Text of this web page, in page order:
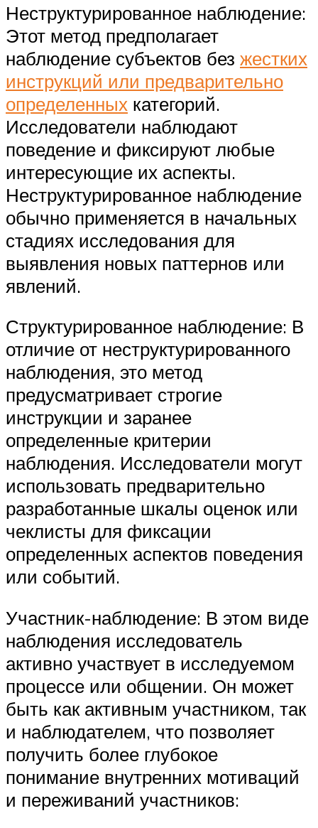
Неструктурированное наблюдение:
Этот метод предполагает
наблюдение субъектов без жестких
инструкций или предварительно
определенных категорий.
Исследователи наблюдают
поведение и фиксируют любые
интересующие их аспекты.
Неструктурированное наблюдение
обычно применяется в начальных
стадиях исследования для
выявления новых паттернов или
явлений.
Структурированное наблюдение: В
отличие от неструктурированного
наблюдения, это метод
предусматривает строгие
инструкции и заранее
определенные критерии
наблюдения. Исследователи могут
использовать предварительно
разработанные шкалы оценок или
чеклисты для фиксации
определенных аспектов поведения
или событий.
Участник-наблюдение: В этом виде
наблюдения исследователь
активно участвует в исследуемом
процессе или общении. Он может
быть как активным участником, так
и наблюдателем, что позволяет
получить более глубокое
понимание внутренних мотиваций
и переживаний участников: